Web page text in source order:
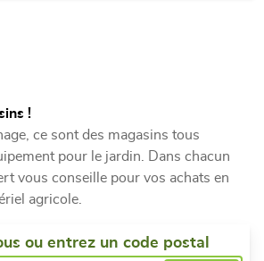
!
ce sont des magasins tous
pour le jardin. Dans chacun
vous conseille pour vos achats en
agricole.
ou entrez un code postal